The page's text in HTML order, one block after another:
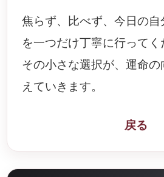
焦らず、比べず、今日の自
を一つだけ丁寧に行ってく
その小さな選択が、運命
えていきます。
戻る